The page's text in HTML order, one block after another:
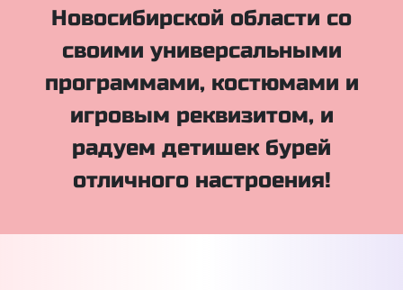
Новосибирской области со
своими универсальными
программами, костюмами и
игровым реквизитом, и
радуем детишек бурей
отличного настроения!